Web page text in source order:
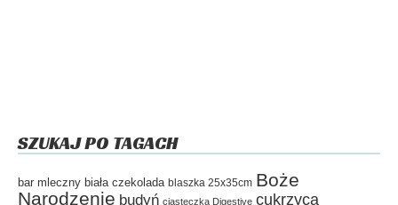
SZUKAJ PO TAGACH
bar mleczny biała czekolada blaszka 25x35cm Boże
Narodzenie budyń ciasteczka Digestive cukrzyca